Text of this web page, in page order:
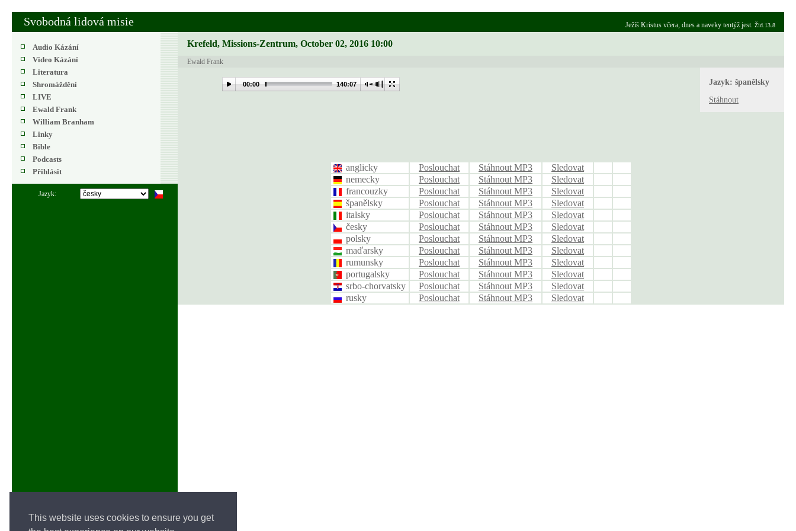
This website uses cookies to ensure you get
Svobodná lidová misie Ježíš Kristus včera, dnes a naveky tentýž jest. Žid.13.8
Audio Kázání
Video Kázání
Literatura
Shromáždění
LIVE
Ewald Frank
William Branham
Linky
Bible
Podcasts
Přihlásit
Jazyk:
Krefeld, Missions-Zentrum, October 02, 2016 10:00
Ewald Frank
Jazyk: španělsky
Stáhnout
00:00 140:07
anglicky Poslouchat Stáhnout MP3
Sledovat
nemecky
Poslouchat Stáhnout MP3
Sledovat
francouzky
Poslouchat Stáhnout MP3
Sledovat
španělsky
Poslouchat Stáhnout MP3
Sledovat
italsky
Poslouchat Stáhnout MP3
Sledovat
česky
Poslouchat Stáhnout MP3
Sledovat
polsky
Poslouchat Stáhnout MP3
Sledovat
maďarsky
Poslouchat Stáhnout MP3
Sledovat
rumunsky
Poslouchat Stáhnout MP3
Sledovat
portugalsky
Poslouchat Stáhnout MP3
Sledovat
srbo-chorvatsky
Poslouchat Stáhnout MP3
Sledovat
rusky
Poslouchat Stáhnout MP3 Sledovat